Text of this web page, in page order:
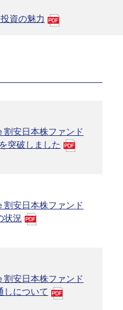
資の魅力
割安日本株ファンド
突破しました
割安日本株ファンド
状況
割安日本株ファンド
しについて